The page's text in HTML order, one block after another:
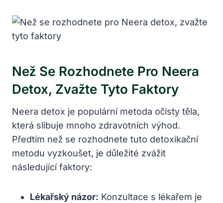
Než Se Rozhodnete Pro Neera
Detox, Zvažte Tyto Faktory
Neera detox je populární metoda očisty těla,
která slibuje mnoho zdravotních výhod.
Předtím než se rozhodnete tuto detoxikační
metodu vyzkoušet, je důležité zvážit
následující faktory:
Lékařský názor: Konzultace s lékařem je